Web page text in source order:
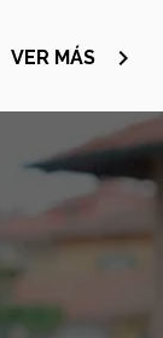
VER MÁS navigate_next